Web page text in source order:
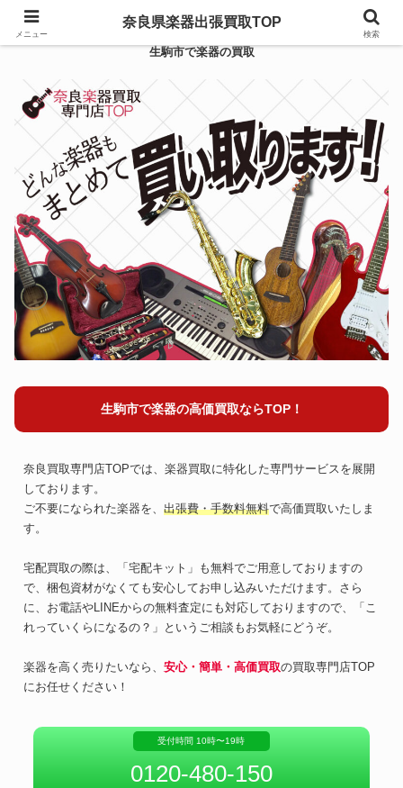
生駒市で楽器の買取
生駒市で楽器の高価買取ならTOP！
奈良買取専門店TOPでは、楽器買取に特化した専門サービスを展開
しております。
ご不要になられた楽器を、 出張費・手数料無料で高価買取いたしま
す。
宅配買取の際は、「宅配キット」も無料でご用意しておりますの
で、梱包資材がなくても安心してお申し込みいただけます。さら
に、お電話やLINEからの無料査定にも対応しておりますので、「こ
れっていくらになるの？」というご相談もお気軽にどうぞ。
楽器を高く売りたいなら、 安心・簡単・高価買取の買取専門店TOP
にお任せください！
受付時間 10時〜19時
0120-480-150
メニュー
奈良県楽器出張買取TOP
検索